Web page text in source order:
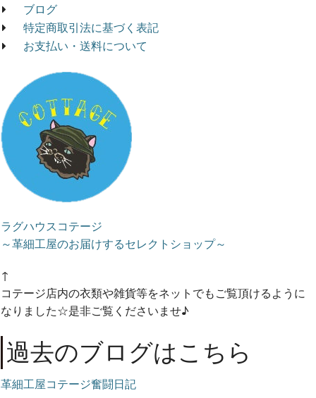
ブログ
特定商取引法に基づく表記
お支払い・送料について
ラグハウスコテージ
～革細工屋のお届けするセレクトショップ～
↑
コテージ店内の衣類や雑貨等をネットでもご覧頂けるように
なりました☆是非ご覧くださいませ♪
過去のブログはこちら
革細工屋コテージ奮闘日記